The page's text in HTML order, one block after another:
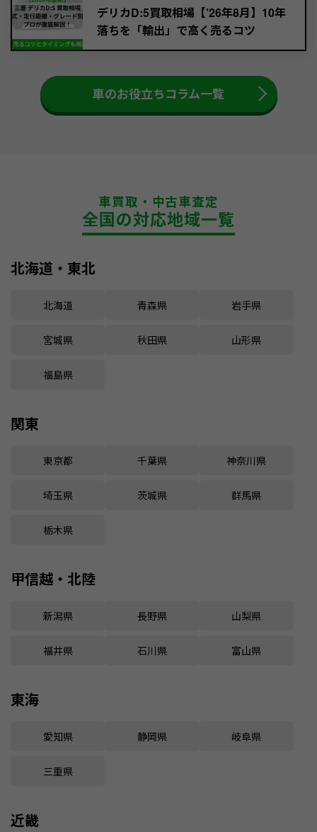
デリカD:5買取相場【’26年8月】10年
落ちを「輸出」で高く売るコツ
車のお役立ちコラム一覧
車買取・中古車査定
全国の対応地域一覧
北海道・東北
北海道 青森県 岩手県
宮城県 秋田県 山形県
福島県
関東
東京都 千葉県 神奈川県
埼玉県 茨城県 群馬県
栃木県
甲信越・北陸
新潟県 長野県 山梨県
福井県 石川県 富山県
東海
愛知県 静岡県 岐阜県
三重県
近畿